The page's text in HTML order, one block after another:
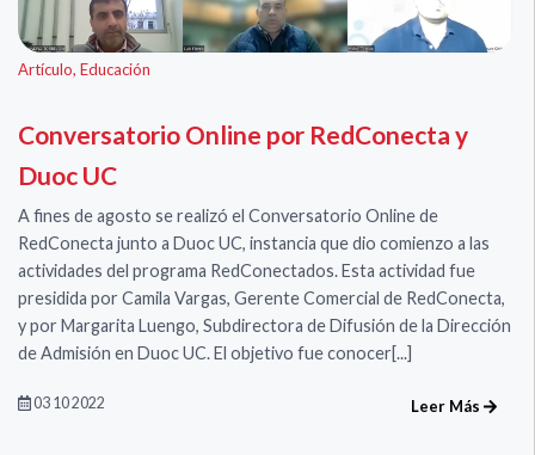
Artículo, Educación
Conversatorio Online por RedConecta y
Duoc UC
A fines de agosto se realizó el Conversatorio Online de
RedConecta junto a Duoc UC, instancia que dio comienzo a las
actividades del programa RedConectados. Esta actividad fue
presidida por Camila Vargas, Gerente Comercial de RedConecta,
y por Margarita Luengo, Subdirectora de Difusión de la Dirección
de Admisión en Duoc UC. El objetivo fue conocer[...]
03 10 2022 Leer Más